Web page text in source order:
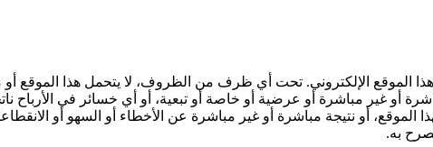
الموقع الإلكتروني. تحت أي ظرف من الظروف، لا يتحمل هذا الموقع
أو غير مباشرة أو عرضية أو خاصة أو تبعية، أو أي خسائر في الأرباح
الموقع، أو نتيجة مباشرة أو غير مباشرة عن الأخطاء أو السهو أو
به.